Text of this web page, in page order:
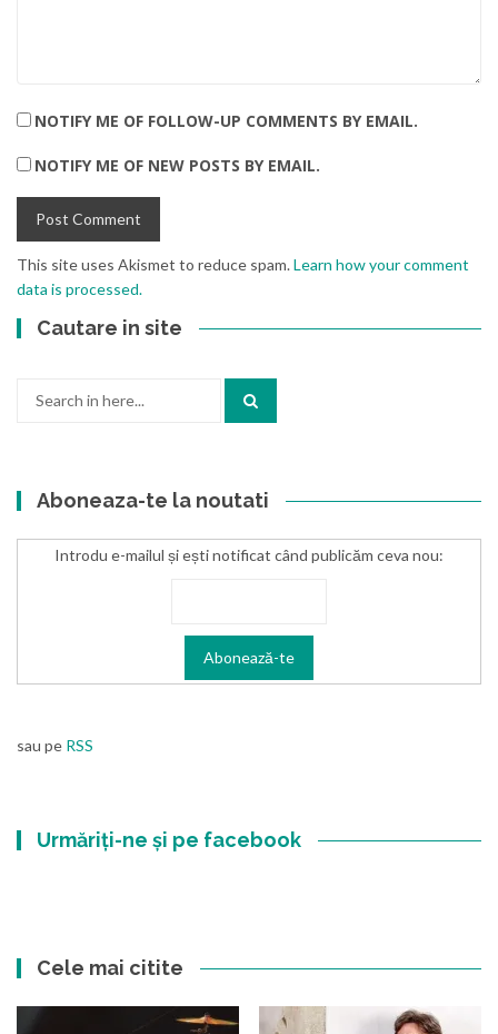
NOTIFY ME OF FOLLOW-UP COMMENTS BY EMAIL.
NOTIFY ME OF NEW POSTS BY EMAIL.
This site uses Akismet to reduce spam.Learn how your comment
data is processed.
Cautare in site
Aboneaza-te la noutati
Introdu e-mailul și ești notificat când publicăm ceva nou:
sau pe RSS
Urmăriți-ne și pe facebook
Cele mai citite